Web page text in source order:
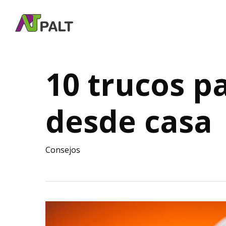
main
10 trucos
desde casa
Consejos